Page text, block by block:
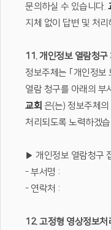
문의하실 수 있습니다.
지체 없이 답변 및 처리
11. 개인정보 열람청구
정보주체는 ｢개인정보
열람 청구를 아래의 부
교회 은(는) 정보주체
처리되도록 노력하겠습
▶ 개인정보 열람청구
- 부서명 :
- 연락처 :
12. 고정형 영상정보